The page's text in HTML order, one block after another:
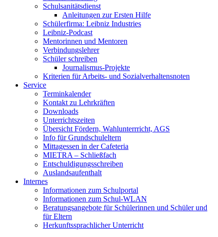
Schulsanitätsdienst
Anleitungen zur Ersten Hilfe
Schülerfirma: Leibniz Industries
Leibniz-Podcast
Mentorinnen und Mentoren
Verbindungslehrer
Schüler schreiben
Journalismus-Projekte
Kriterien für Arbeits- und Sozialverhaltensnoten
Service
Terminkalender
Kontakt zu Lehrkräften
Downloads
Unterrichtszeiten
Übersicht Fördern, Wahlunterrricht, AGS
Info für Grundschuleltern
Mittagessen in der Cafeteria
MIETRA – Schließfach
Entschuldigungsschreiben
Auslandsaufenthalt
Internes
Informationen zum Schulportal
Informationen zum Schul-WLAN
Beratungsangebote für Schülerinnen und Schüler und
für Eltern
Herkunftssprachlicher Unterricht